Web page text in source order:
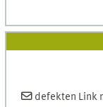
defekten Link